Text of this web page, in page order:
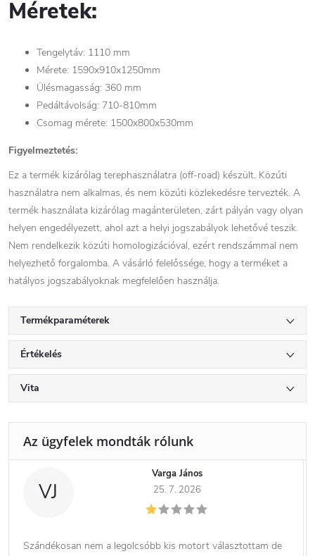
Méretek:
Tengelytáv: 1110 mm
Mérete: 1590x910x1250mm
Ülésmagasság: 360 mm
Pedáltávolság: 710-810mm
Csomag mérete: 1500x800x530mm
Figyelmeztetés:
Ez a termék kizárólag terephasználatra (off-road) készült. Közúti
használatra nem alkalmas, és nem közúti közlekedésre tervezték. A
termék használata kizárólag magánterületen, zárt pályán vagy olyan
helyen engedélyezett, ahol azt a helyi jogszabályok lehetővé teszik.
Nem rendelkezik közúti homologizációval, ezért rendszámmal nem
helyezhető forgalomba. A vásárló felelőssége, hogy a terméket a
hatályos jogszabályoknak megfelelően használja.
Termékparaméterek
Értékelés
Vita
VJ
Varga János
25. 7. 2026
Szándékosan nem a legolcsóbb kis motort választottam de